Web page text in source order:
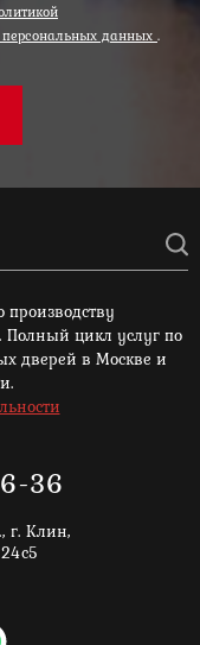
данных .
Полный цикл услуг по
дверей в Москве и
36
г. Клин,